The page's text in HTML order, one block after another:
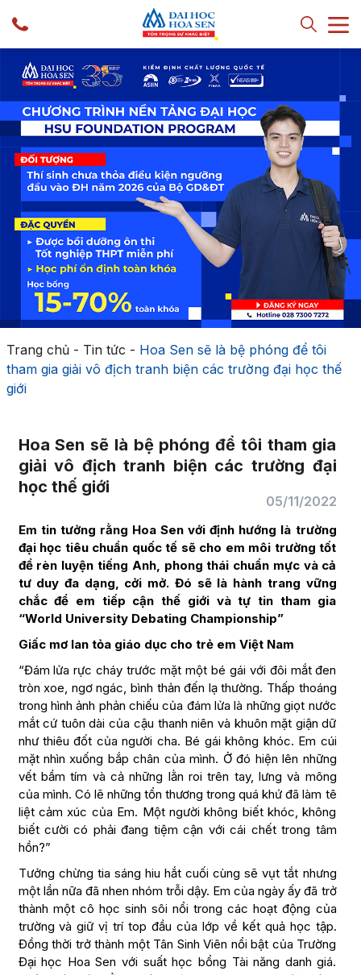
Trang chủ- Tin tức - Hoa Sen sẽ là bệ phóng để tôi
tham gia giải vô địch tranh biện các trường đại học thế
giới
Hoa Sen sẽ là bệ phóng để tôi tham gia
giải vô địch tranh biện các trường đại
học thế giới
05/11/2022
Em tin tưởng rằng Hoa Sen với định hướng là trường
đại học tiêu chuẩn quốc tế sẽ cho em môi trường tốt
để rèn luyện tiếng Anh, phong thái chuẩn mực và cả
tư duy đa dạng, cởi mở. Đó sẽ là hành trang vững
chắc để em tiếp cận thế giới và tự tin tham gia
“World University Debating Championship”
Giấc mơ lan tỏa giáo dục cho trẻ em Việt Nam
“Đám lửa rực cháy trước mặt một bé gái với đôi mắt đen
tròn xoe, ngơ ngác, bình thản đến lạ thường. Thấp thoáng
trong hình ảnh phản chiếu của đám lửa là những giọt nước
mắt cứ tuôn dài của cậu thanh niên và khuôn mặt giận dữ
như thiêu đốt của người cha. Bé gái không khóc. Em cúi
mặt nhìn xuống bắp chân của mình. Ở đó hiện lên những
vết bầm tím và cả những lằn roi trên tay, lưng và mông
của mình. Có lẽ những tổn thương trong quá khứ đã làm tê
liệt cảm xúc của Em. Một người không biết khóc, không
biết cười có phải đang tiệm cận với cái chết trong tâm
hồn?”
Tưởng chừng tia sáng hiu hắt cuối cùng sẽ vụt tắt nhưng
một lần nữa đã nhen nhóm trỗi dậy. Em của ngày ấy đã trở
thành một cô học sinh sôi nổi trong các hoạt động của
trường và giữ vị trí top đầu của lớp về kết quả học tập.
Đồng thời trở thành một Tân Sinh Viên nổi bật của Trường
Đại học Hoa Sen với suất học bổng Tài năng danh giá.